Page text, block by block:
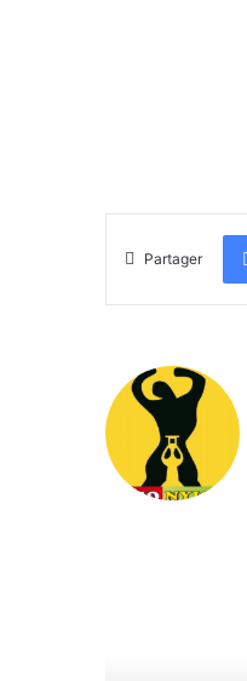
Partager